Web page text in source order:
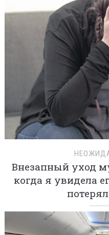
Внезапный уход
когда я увидела